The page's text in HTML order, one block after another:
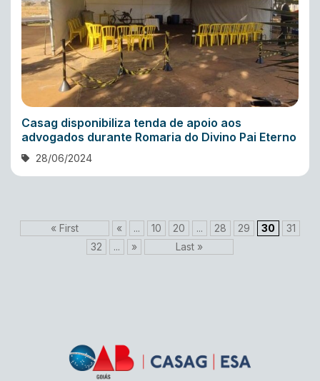
Casag disponibiliza tenda de apoio aos
advogados durante Romaria do Divino Pai Eterno
28/06/2024
« First « ... 10 20 ... 28 29 30
31
32
... » Last »